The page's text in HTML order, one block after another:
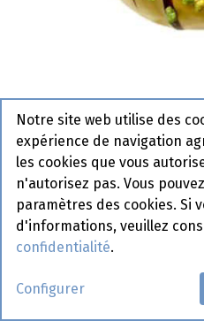
0994 Donut
Lorraine 48 x 77
Article de commande
Demander un compte
Notre site web utilise des
expérience de navigation
les cookies que vous
n'autorisez pas. Vous
paramètres des cookies. Si
d'informations, veuillez
confidentialité.
Configurer